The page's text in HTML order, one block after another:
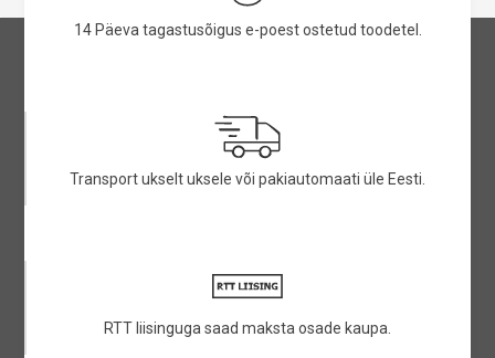
14 Päeva tagastusõigus e-poest ostetud toodetel.
Transport ukselt uksele või pakiautomaati üle Eesti.
RTT liisinguga saad maksta osade kaupa.